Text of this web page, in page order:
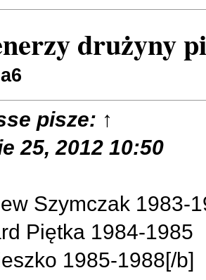
drużyny
pisze: ↑
25, 2012 10:50
Szymczak 1983-
Piętka 1984-1985
1985-1988[/b]